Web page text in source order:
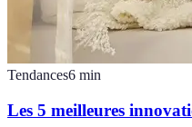
Tendances6 min
Les 5 meilleures